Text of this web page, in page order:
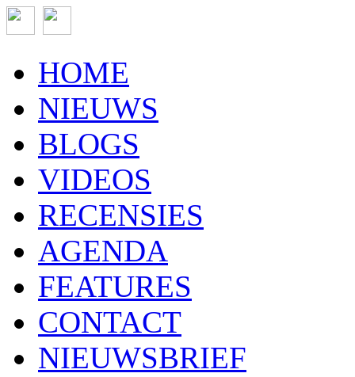
HOME
NIEUWS
BLOGS
VIDEOS
RECENSIES
AGENDA
FEATURES
CONTACT
NIEUWSBRIEF